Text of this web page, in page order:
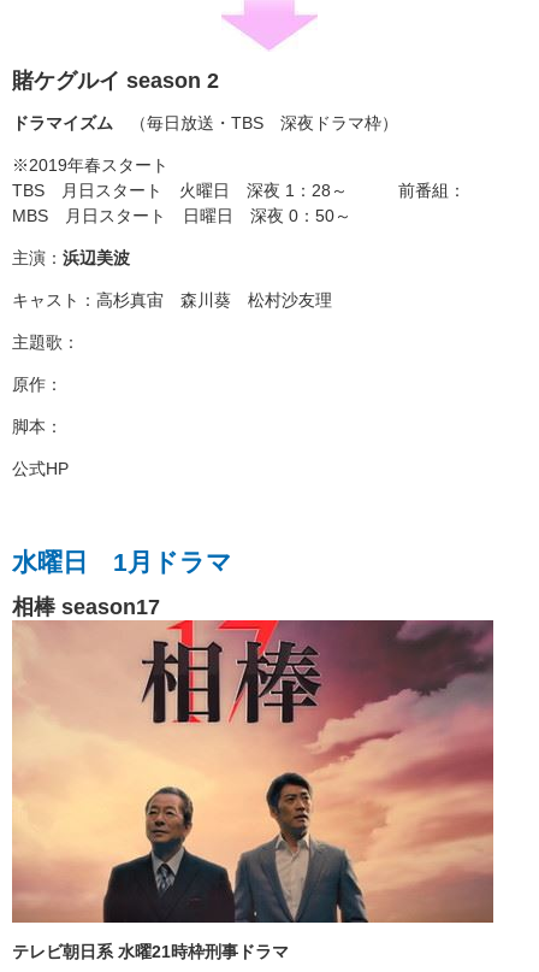
賭ケグルイ season 2
ドラマイズム （毎日放送・TBS 深夜ドラマ枠）
※2019年春スタート
TBS 月日スタート 火曜日 深夜 1：28～ 前番組：
MBS 月日スタート 日曜日 深夜 0：50～
主演： 浜辺美波
キャスト：高杉真宙 森川葵 松村沙友理
主題歌：
原作：
脚本：
公式HP
水曜日 1月ドラマ
相棒 season17
テレビ朝日系 水曜21時枠刑事ドラマ